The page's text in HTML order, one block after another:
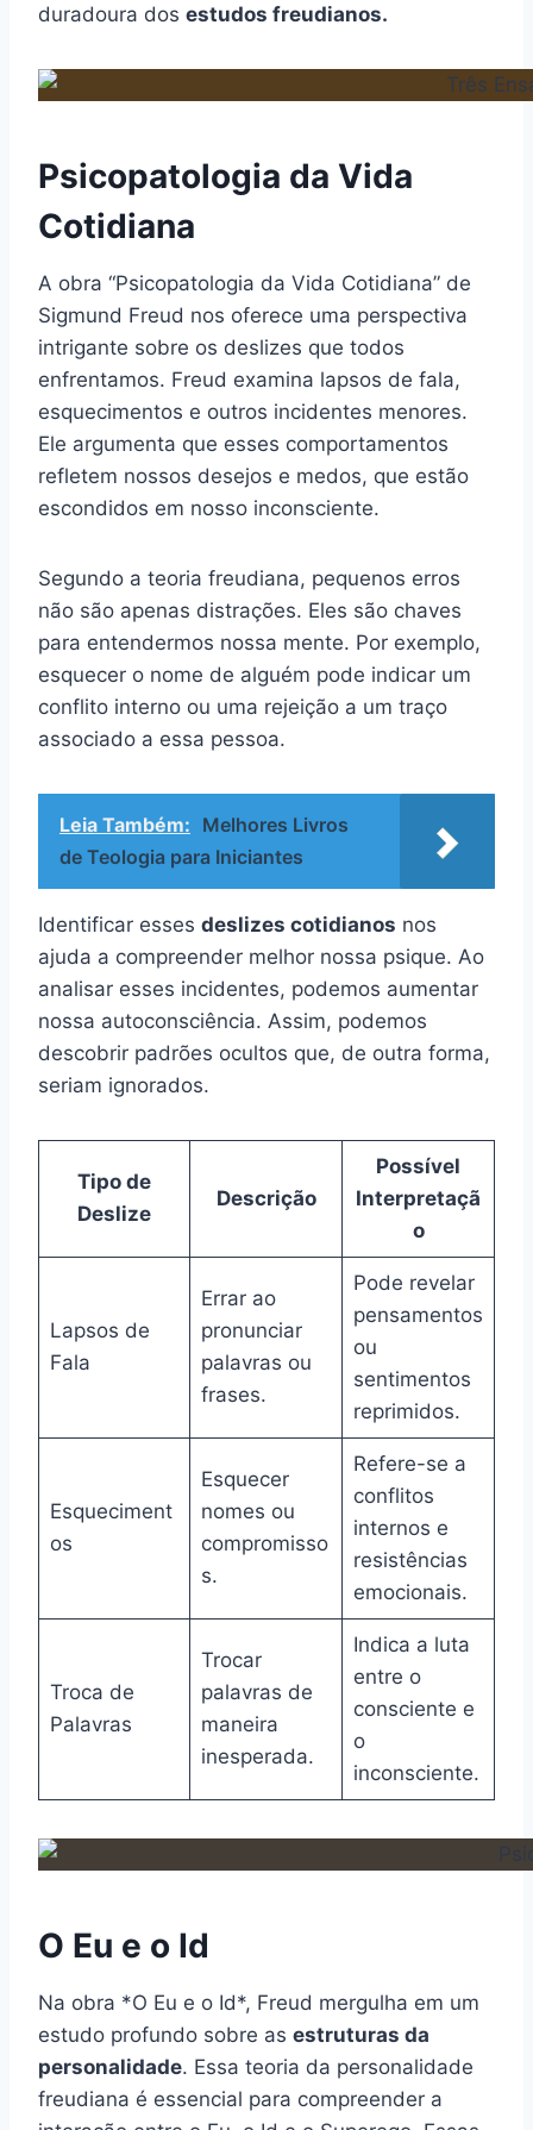
duradoura dos estudos freudianos.
Psicopatologia da Vida
Cotidiana
A obra “Psicopatologia da Vida Cotidiana” de
Sigmund Freud nos oferece uma perspectiva
intrigante sobre os deslizes que todos
enfrentamos. Freud examina lapsos de fala,
esquecimentos e outros incidentes menores.
Ele argumenta que esses comportamentos
refletem nossos desejos e medos, que estão
escondidos em nosso inconsciente.
Segundo a teoria freudiana, pequenos erros
não são apenas distrações. Eles são chaves
para entendermos nossa mente. Por exemplo,
esquecer o nome de alguém pode indicar um
conflito interno ou uma rejeição a um traço
associado a essa pessoa.
Leia Também: Melhores Livros
de Teologia para Iniciantes
Identificar esses deslizes cotidianos nos
ajuda a compreender melhor nossa psique. Ao
analisar esses incidentes, podemos aumentar
nossa autoconsciência. Assim, podemos
descobrir padrões ocultos que, de outra forma,
seriam ignorados.
Tipo de
Deslize
Descrição
Possível
Interpretaçã
o
Lapsos de
Fala
Errar ao
pronunciar
palavras ou
frases.
Pode revelar
pensamentos
ou
sentimentos
reprimidos.
Esqueciment
os
Esquecer
nomes ou
compromisso
s.
Refere-se a
conflitos
internos e
resistências
emocionais.
Troca de
Palavras
Trocar
palavras de
maneira
inesperada.
Indica a luta
entre o
consciente e
o
inconsciente.
O Eu e o Id
Na obra *O Eu e o Id*, Freud mergulha em um
estudo profundo sobre as estruturas da
personalidade. Essa teoria da personalidade
freudiana é essencial para compreender a